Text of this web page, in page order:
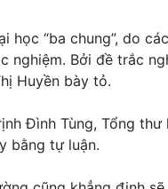
học “ba chung”, do
nghiệm. Bởi đề trắc
Huyền bày tỏ.
Đình Tùng, Tổng
bằng tự luận.